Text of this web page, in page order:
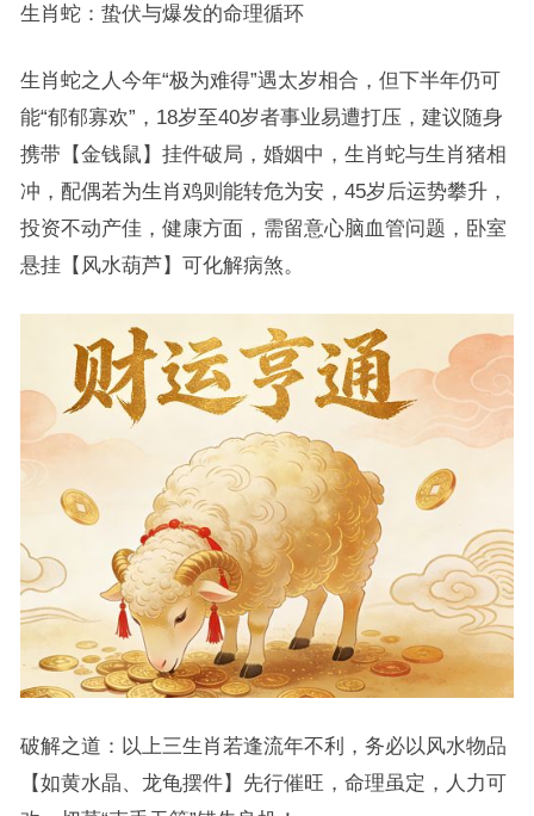
生肖蛇：蛰伏与爆发的命理循环
生肖蛇之人今年“极为难得”遇太岁相合，但下半年仍可
能“郁郁寡欢”，18岁至40岁者事业易遭打压，建议随身
携带【金钱鼠】挂件破局，婚姻中，生肖蛇与生肖猪相
冲，配偶若为生肖鸡则能转危为安，45岁后运势攀升，
投资不动产佳，健康方面，需留意心脑血管问题，卧室
悬挂【风水葫芦】可化解病煞。
破解之道：以上三生肖若逢流年不利，务必以风水物品
【如黄水晶、龙龟摆件】先行催旺，命理虽定，人力可